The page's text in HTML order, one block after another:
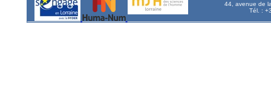
44, avenue de
Tél. :